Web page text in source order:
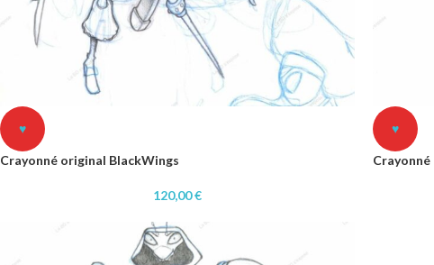
♥
Crayonné original BlackWings
120,00€
♥